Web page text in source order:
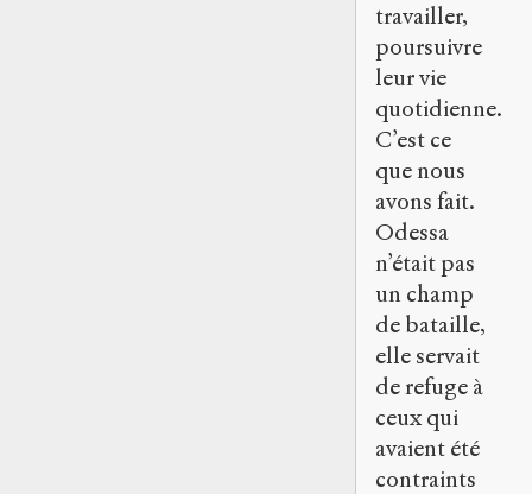
travailler,
poursuivre
leur vie
quotidienne.
C’est ce
que nous
avons fait.
Odessa
n’était pas
un champ
de bataille,
elle servait
de refuge à
ceux qui
avaient été
contraints